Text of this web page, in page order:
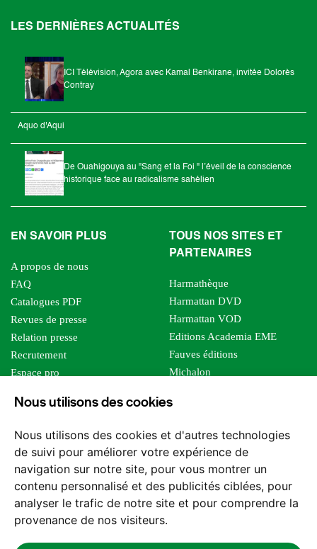
Nous utilisons des cookies
Nous utilisons des cookies et d'autres technologies
de suivi pour améliorer votre expérience de
navigation sur notre site, pour vous montrer un
contenu personnalisé et des publicités ciblées, pour
analyser le trafic de notre site et pour comprendre la
provenance de nos visiteurs.
LES DERNIÈRES ACTUALITÉS
ICI Télévision, Agora avec Kamal Benkirane, invitée Dolorès
Contray
Aquo d'Aqui
De Ouahigouya au "Sang et la Foi " l’éveil de la conscience
historique face au radicalisme sahélien
EN SAVOIR PLUS
A propos de nous
FAQ
Catalogues PDF
Revues de presse
Relation presse
Recrutement
Espace pro
Foreign rights
TOUS NOS SITES ET
PARTENAIRES
Harmathèque
Harmattan DVD
Harmattan VOD
Editions Academia EME
Fauves éditions
Michalon
Editions Sutton
Les impliqués
Tous les éditeurs
Nos structures
Nous contacter